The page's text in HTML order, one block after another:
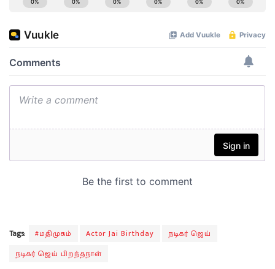
Tags: #மதிமுகம் Actor Jai Birthday
நடிகர் ஜெய்
நடிகர் ஜெய் பிறந்தநாள்